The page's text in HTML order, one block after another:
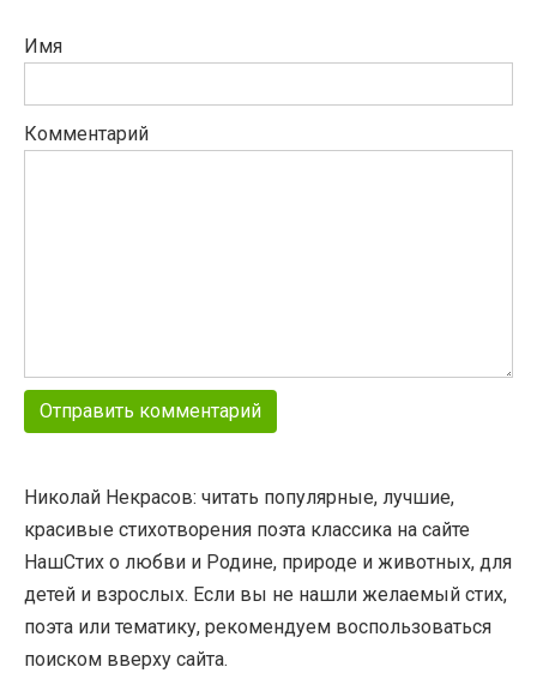
Имя
Комментарий
Николай Некрасов: читать популярные, лучшие,
красивые стихотворения поэта классика на сайте
НашСтих о любви и Родине, природе и животных, для
детей и взрослых. Если вы не нашли желаемый стих,
поэта или тематику, рекомендуем воспользоваться
поиском вверху сайта.